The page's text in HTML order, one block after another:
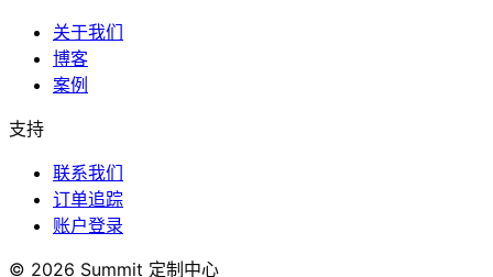
关于我们
博客
案例
支持
联系我们
订单追踪
账户登录
© 2026 Summit 定制中心